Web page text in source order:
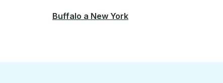
Buffalo a New York